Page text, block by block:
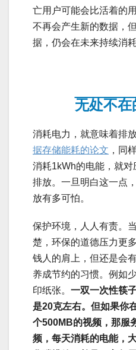
亡用户可能会比活着的
不再会产生新的数据，
据，仍会在未来持续消耗
无处不
消耗电力，就意味着排
据存储能耗的论文 ，同
消耗1kWh的电能，就
排放。一旦明白这一点
放有多可怕。
保护环境，人人有责。
楚，环保的道德压力更
钱人的肩上，但还是会
养成节约的习惯。例如
印纸张。 一双一次性筷
是20克左右。但如果你
个500MB的视频，那服
频，每天消耗的电能，